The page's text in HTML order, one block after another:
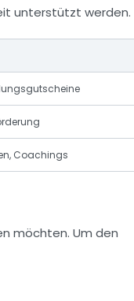
unterstützt werden.
Coachings
möchten. Um den